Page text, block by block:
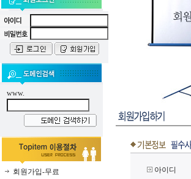
www.
회원가입-무료 아이디